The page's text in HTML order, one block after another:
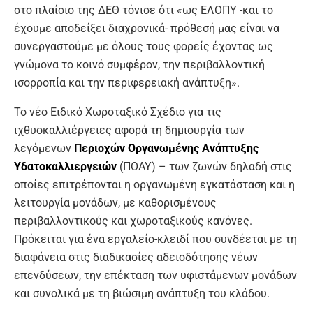
στο πλαίσιο της ΔΕΘ τόνισε ότι «ως ΕΛΟΠΥ -και το
έχουμε αποδείξει διαχρονικά- πρόθεσή μας είναι να
συνεργαστούμε με όλους τους φορείς έχοντας ως
γνώμονα το κοινό συμφέρον, την περιβαλλοντική
ισορροπία και την περιφερειακή ανάπτυξη».
Το νέο Ειδικό Χωροταξικό Σχέδιο για τις
ιχθυοκαλλιέργειες αφορά τη δημιουργία των
λεγόμενων Περιοχών Οργανωμένης Ανάπτυξης
Υδατοκαλλιεργειών (ΠΟΑΥ) – των ζωνών δηλαδή στις
οποίες επιτρέπονται η οργανωμένη εγκατάσταση και η
λειτουργία μονάδων, με καθορισμένους
περιβαλλοντικούς και χωροταξικούς κανόνες.
Πρόκειται για ένα εργαλείο-κλειδί που συνδέεται με τη
διαφάνεια στις διαδικασίες αδειοδότησης νέων
επενδύσεων, την επέκταση των υφιστάμενων μονάδων
και συνολικά με τη βιώσιμη ανάπτυξη του κλάδου.